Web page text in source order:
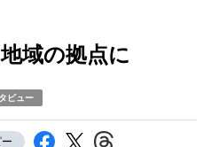
域の拠点に
ビュー